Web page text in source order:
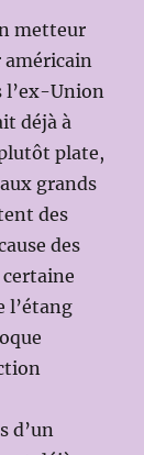
metteur
américain
l’ex-Union
déjà à
plate,
grands
des
des
l’étang
d’un